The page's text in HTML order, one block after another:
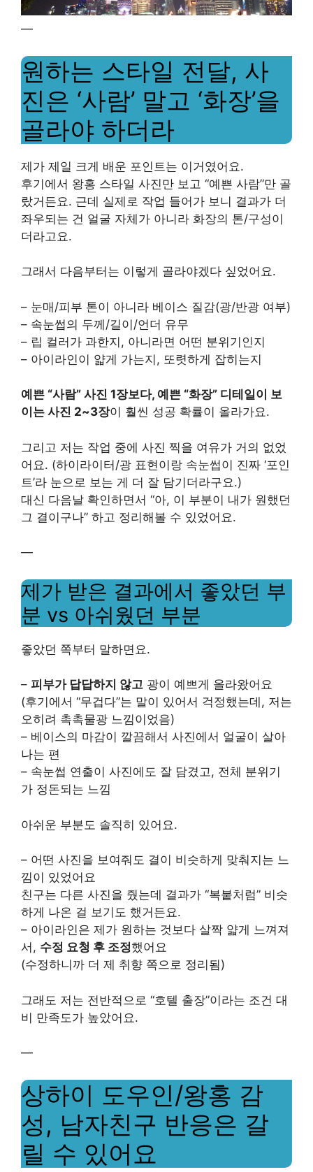
—
원하는 스타일 전달, 사
진은 ‘사람’ 말고 ‘화장’을
골라야 하더라
제가 제일 크게 배운 포인트는 이거였어요.
후기에서 왕홍 스타일 사진만 보고 “예쁜 사람”만 골
랐거든요. 근데 실제로 작업 들어가 보니 결과가 더
좌우되는 건 얼굴 자체가 아니라 화장의 톤/구성이
더라고요.
그래서 다음부터는 이렇게 골라야겠다 싶었어요.
– 눈매/피부 톤이 아니라 베이스 질감(광/반광 여부)
– 속눈썹의 두께/길이/언더 유무
– 립 컬러가 과한지, 아니라면 어떤 분위기인지
– 아이라인이 얇게 가는지, 또렷하게 잡히는지
예쁜 “사람” 사진 1장보다, 예쁜 “화장” 디테일이 보
이는 사진 2~3장이 훨씬 성공 확률이 올라가요.
그리고 저는 작업 중에 사진 찍을 여유가 거의 없었
어요. (하이라이터/광 표현이랑 속눈썹이 진짜 ‘포인
트’라 눈으로 보는 게 더 잘 담기더라구요.)
대신 다음날 확인하면서 “아, 이 부분이 내가 원했던
그 결이구나” 하고 정리해볼 수 있었어요.
—
제가 받은 결과에서 좋았던 부
분 vs 아쉬웠던 부분
좋았던 쪽부터 말하면요.
– 피부가 답답하지 않고 광이 예쁘게 올라왔어요
(후기에서 “무겁다”는 말이 있어서 걱정했는데, 저는
오히려 촉촉물광 느낌이었음)
– 베이스의 마감이 깔끔해서 사진에서 얼굴이 살아
나는 편
– 속눈썹 연출이 사진에도 잘 담겼고, 전체 분위기
가 정돈되는 느낌
아쉬운 부분도 솔직히 있어요.
– 어떤 사진을 보여줘도 결이 비슷하게 맞춰지는 느
낌이 있었어요
친구는 다른 사진을 줬는데 결과가 “복붙처럼” 비슷
하게 나온 걸 보기도 했거든요.
– 아이라인은 제가 원하는 것보다 살짝 얇게 느껴져
서, 수정 요청 후 조정했어요
(수정하니까 더 제 취향 쪽으로 정리됨)
그래도 저는 전반적으로 “호텔 출장”이라는 조건 대
비 만족도가 높았어요.
—
상하이 도우인/왕홍 감
성, 남자친구 반응은 갈
릴 수 있어요